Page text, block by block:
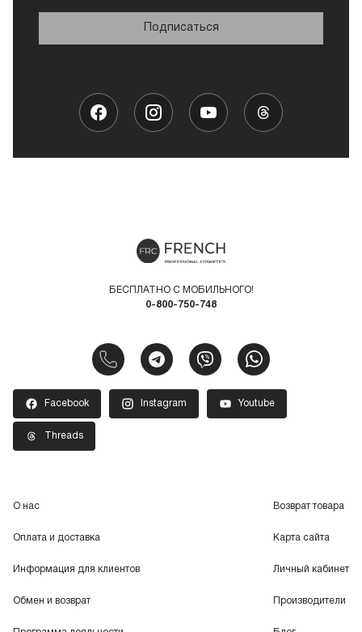
Подписаться
БЕСПЛАТНО С МОБИЛЬНОГО!
0-800-750-748
Facebook Instagram Youtube
Threads
О нас
Оплата и доставка
Информация для клиентов
Обмен и возврат
Возврат товара
Карта сайта
Личный кабинет
Производители